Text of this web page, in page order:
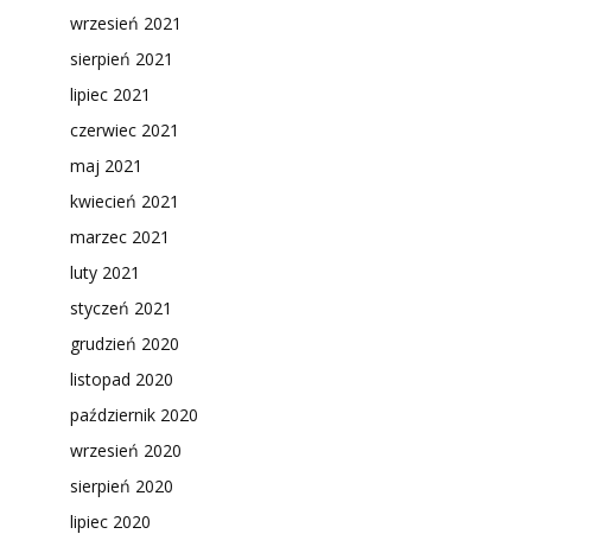
wrzesień 2021
sierpień 2021
lipiec 2021
czerwiec 2021
maj 2021
kwiecień 2021
marzec 2021
luty 2021
styczeń 2021
grudzień 2020
listopad 2020
październik 2020
wrzesień 2020
sierpień 2020
lipiec 2020